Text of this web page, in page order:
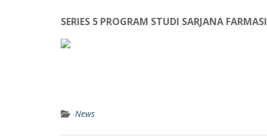
SERIES 5 PROGRAM STUDI SARJANA FARMASI
News